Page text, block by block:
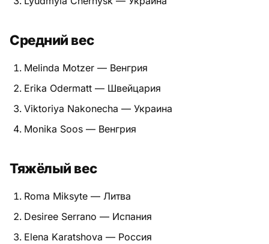
Психология бойца
Растяжка и ОФП
Терминология
Техника и ката
Турниры
Экипировка
Средний вес
Melinda Motzer — Венгрия
Erika Odermatt — Швейцария
Viktoriya Nakonecha — Украина
Monika Soos — Венгрия
Тяжёлый вес
Roma Miksyte — Литва
Desiree Serrano — Испания
Elena Karatshova — Россия